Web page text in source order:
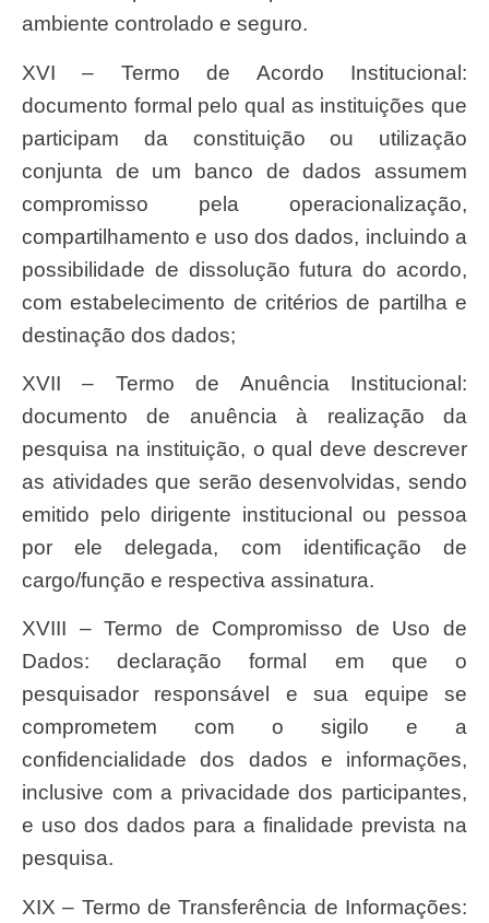
ambiente controlado e seguro.
XVI – Termo de Acordo Institucional:
documento formal pelo qual as instituições que
participam da constituição ou utilização
conjunta de um banco de dados assumem
compromisso pela operacionalização,
compartilhamento e uso dos dados, incluindo a
possibilidade de dissolução futura do acordo,
com estabelecimento de critérios de partilha e
destinação dos dados;
XVII – Termo de Anuência Institucional:
documento de anuência à realização da
pesquisa na instituição, o qual deve descrever
as atividades que serão desenvolvidas, sendo
emitido pelo dirigente institucional ou pessoa
por ele delegada, com identificação de
cargo/função e respectiva assinatura.
XVIII – Termo de Compromisso de Uso de
Dados: declaração formal em que o
pesquisador responsável e sua equipe se
comprometem com o sigilo e a
confidencialidade dos dados e informações,
inclusive com a privacidade dos participantes,
e uso dos dados para a finalidade prevista na
pesquisa.
XIX – Termo de Transferência de Informações: